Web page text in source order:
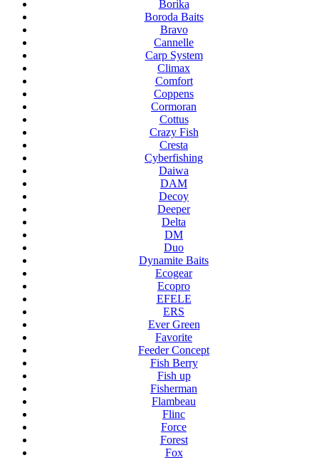
Borika
Boroda Baits
Bravo
Cannelle
Carp System
Climax
Comfort
Coppens
Cormoran
Cottus
Crazy Fish
Cresta
Cyberfishing
Daiwa
DAM
Decoy
Deeper
Delta
DM
Duo
Dynamite Baits
Ecogear
Ecopro
EFELE
ERS
Ever Green
Favorite
Feeder Concept
Fish Berry
Fish up
Fisherman
Flambeau
Flinc
Force
Forest
Fox